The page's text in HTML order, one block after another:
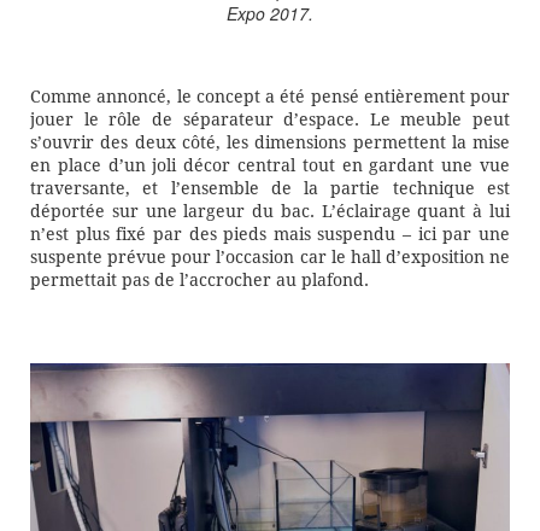
Expo 2017.
Comme annoncé, le concept a été pensé entièrement pour
jouer le rôle de séparateur d’espace. Le meuble peut
s’ouvrir des deux côté, les dimensions permettent la mise
en place d’un joli décor central tout en gardant une vue
traversante, et l’ensemble de la partie technique est
déportée sur une largeur du bac. L’éclairage quant à lui
n’est plus fixé par des pieds mais suspendu – ici par une
suspente prévue pour l’occasion car le hall d’exposition ne
permettait pas de l’accrocher au plafond.